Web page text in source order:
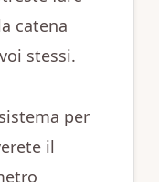
catena
stessi.
per
il